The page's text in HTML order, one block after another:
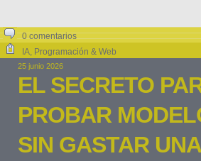
0 comentarios
IA, Programación & Web
25 junio 2026
EL SECRETO
PROBAR
SIN GASTAR UNA